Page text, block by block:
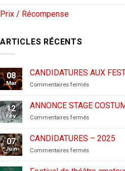
Prix / Récompense
ARTICLES RÉCENTS
08
Mar
CANDIDATURES AUX
Commentaires ferméssur
AUX
FESTIVALS
–
12
Fév
ANNONCE STAGE
Commentaires ferméssur
STAGE
COSTUME
07
Juin
CANDIDATURES – 2025
Commentaires ferméssur